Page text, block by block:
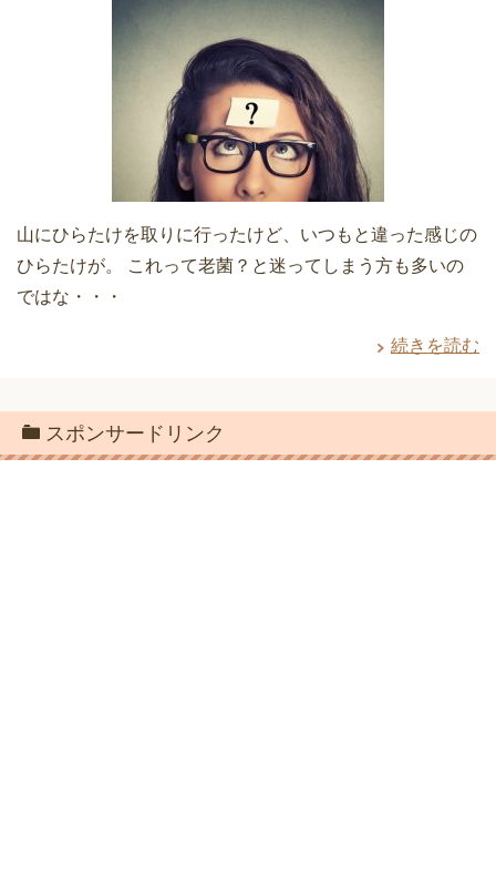
山にひらたけを取りに行ったけど、いつもと違った感じの
ひらたけが。 これって老菌？と迷ってしまう方も多いの
ではな・・・
続きを読む
スポンサードリンク